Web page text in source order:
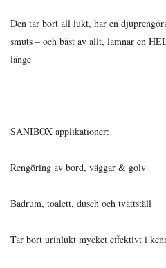
Den tar bort all lukt, har en
smuts – och bäst av allt, lämnar en
länge
SANIBOX applikationer:
Rengöring av bord, väggar & golv
Badrum, toalett, dusch och tvättställ
Tar bort urinlukt mycket effektivt i